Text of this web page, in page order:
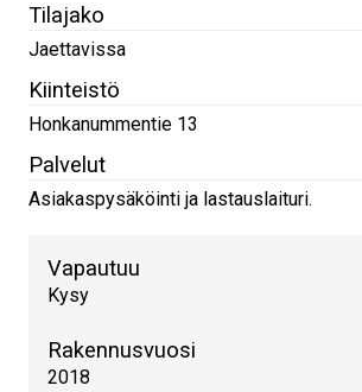
Tilajako
Jaettavissa
Kiinteistö
Honkanummentie 13
Palvelut
Asiakaspysäköinti ja lastauslaituri.
Vapautuu
Kysy
Rakennusvuosi
2018